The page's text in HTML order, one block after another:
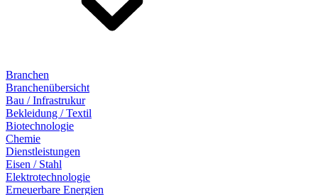
Branchen
Branchenübersicht
Bau / Infrastrukur
Bekleidung / Textil
Biotechnologie
Chemie
Dienstleistungen
Eisen / Stahl
Elektrotechnologie
Erneuerbare Energien